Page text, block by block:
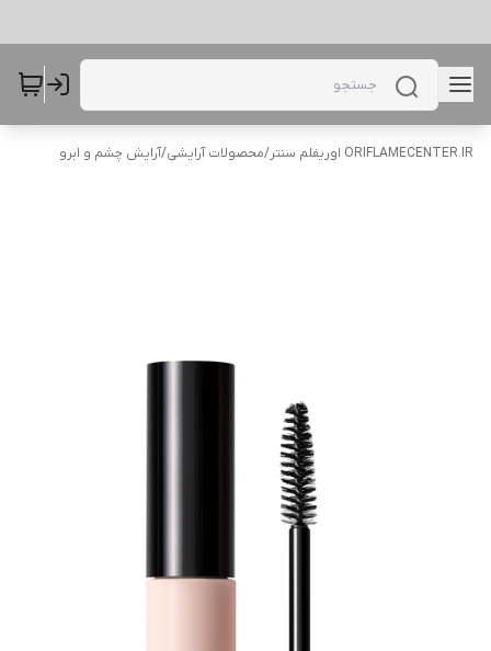
ORIFLAMECENTER.IR اوریفلم سنتر /محصولات آرایشی/آرایش چشم و ابرو